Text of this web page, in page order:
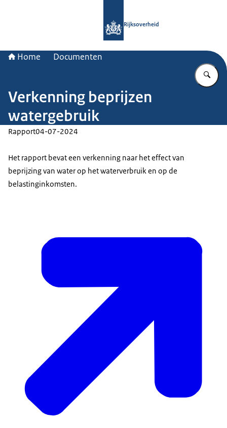
Rijksoverheid
Home Documenten
Verkenning beprijzen
watergebruik
Rapport04-07-2024
Het rapport bevat een verkenning naar het effect van
beprijzing van water op het waterverbruik en op de
belastinginkomsten.